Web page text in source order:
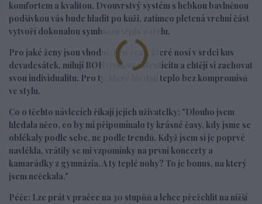
komfortem a kvalitou. Dvouvrstvý systém s hebkou bavlněnou
podšívkou vás bude hladit po kůži, zatímco pletená vrchní část
vytvoří dokonalou symbiózu tepla a stylu.
Pro jaké ženy jsou vhodné:
Pro ženy, které nosí v srdci kus
devadesátek, milují BOHOvskou autenticitu a chtějí si zachovat
svou individualitu. Pro ty, které hledají teplo bez kompromisů
ve stylu.
Co o těchto návlecích říkají jejich uživatelky: "Dlouho jsem
hledala něco, co by mi připomínalo ty krásné časy, kdy jsme se
oblékaly podle sebe, ne podle trendů. Když jsem si je poprvé
navlékla, vrátily se mi vzpomínky na první koncerty a
kamarádky z gymnázia. A ty teplé nohy? To je bonus, na který
jsem nečekala."
Péče: Lze prát v pračce na 30 stupňů a lehce přežehlit na nižší